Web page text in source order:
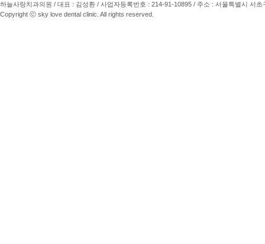
하늘사랑치과의원 / 대표 : 김성환 / 사업자등록번호 : 214-91-10895 / 주소 : 서울특별시 서
Copyright ⓒ sky love dental clinic. All rights reserved.